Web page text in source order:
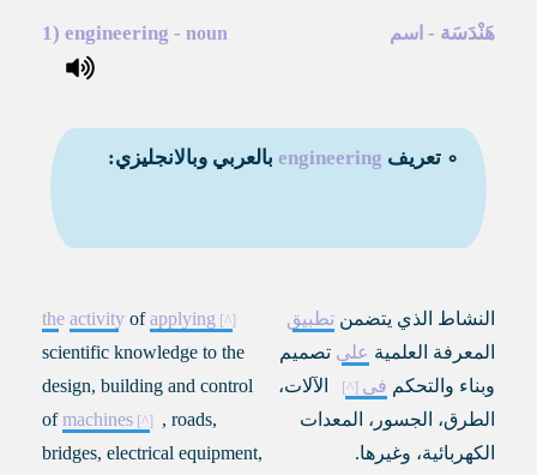
هَنْدَسَة - اسم 1) engineering - noun
∘ تعريف engineering بالعربي وبالانجليزي:
النشاط الذي يتضمن تطبيق
المعرفة العلمية على تصميم
وبناء والتحكم في
الآلات،
الطرق، الجسور، المعدات
الكهربائية، وغيرها.
the activity ofapplying
scientific knowledge to the
design, building and control
of machines
, roads,
bridges, electrical equipment,